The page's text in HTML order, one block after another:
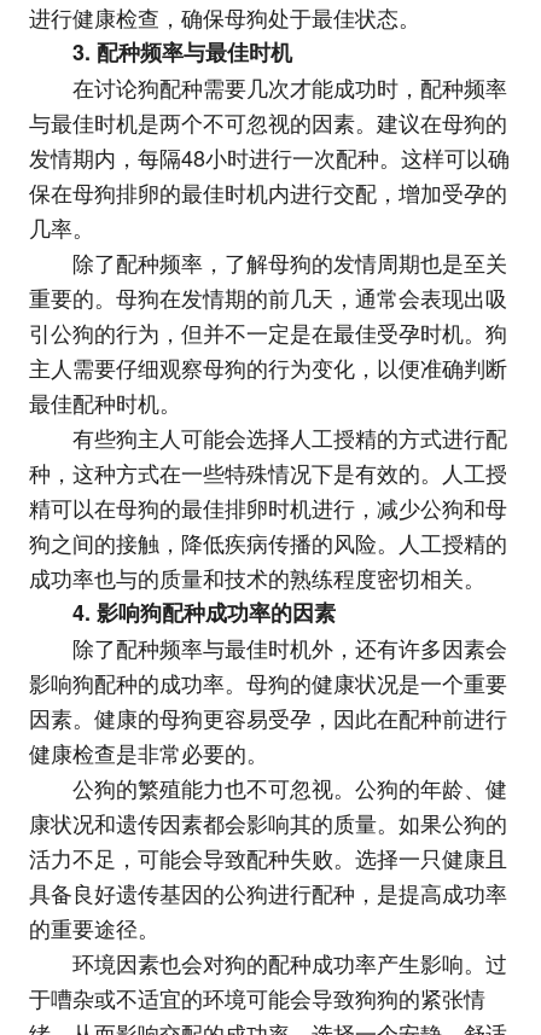
进行健康检查，确保母狗处于最佳状态。
3. 配种频率与最佳时机
在讨论狗配种需要几次才能成功时，配种频率
与最佳时机是两个不可忽视的因素。建议在母狗的
发情期内，每隔48小时进行一次配种。这样可以确
保在母狗排卵的最佳时机内进行交配，增加受孕的
几率。
除了配种频率，了解母狗的发情周期也是至关
重要的。母狗在发情期的前几天，通常会表现出吸
引公狗的行为，但并不一定是在最佳受孕时机。狗
主人需要仔细观察母狗的行为变化，以便准确判断
最佳配种时机。
有些狗主人可能会选择人工授精的方式进行配
种，这种方式在一些特殊情况下是有效的。人工授
精可以在母狗的最佳排卵时机进行，减少公狗和母
狗之间的接触，降低疾病传播的风险。人工授精的
成功率也与的质量和技术的熟练程度密切相关。
4. 影响狗配种成功率的因素
除了配种频率与最佳时机外，还有许多因素会
影响狗配种的成功率。母狗的健康状况是一个重要
因素。健康的母狗更容易受孕，因此在配种前进行
健康检查是非常必要的。
公狗的繁殖能力也不可忽视。公狗的年龄、健
康状况和遗传因素都会影响其的质量。如果公狗的
活力不足，可能会导致配种失败。选择一只健康且
具备良好遗传基因的公狗进行配种，是提高成功率
的重要途径。
环境因素也会对狗的配种成功率产生影响。过
于嘈杂或不适宜的环境可能会导致狗狗的紧张情